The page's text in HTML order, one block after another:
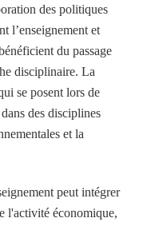
des politiques
l’enseignement et
du passage
disciplinaire. La
se posent lors de
des disciplines
et la
peut intégrer
l'activité économique,